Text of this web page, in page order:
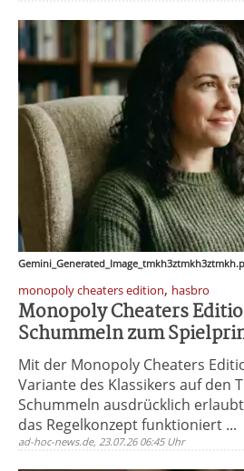
monopoly cheaters edition, hasbro
Monopoly Cheaters
Schummeln zum
Mit der Monopoly Cheaters
Variante des Klassikers auf den
Schummeln ausdrücklich
das Regelkonzept funktioniert ...
ad-hoc-news.de, 23.07.26 06:45 Uhr